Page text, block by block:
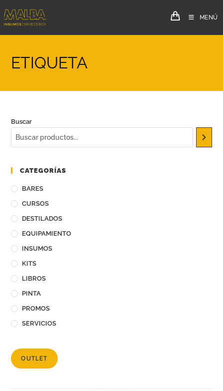
MENÚ
ETIQUETA
Buscar
CATEGORÍAS
BARES
CURSOS
DESTILADOS
EQUIPAMIENTO
INSUMOS
KITS
LIBROS
PINTA
PROMOS
SERVICIOS
OUTLET